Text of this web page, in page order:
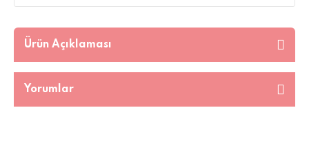
Ürün Açıklaması
Yorumlar